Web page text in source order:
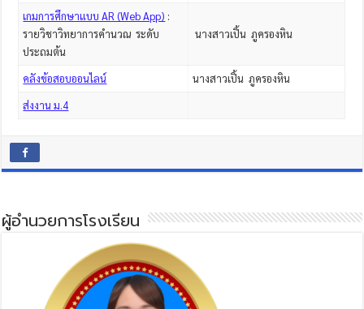
เกมการศึกษาแบบ AR (Web App) :
รายวิชาวิทยาการคำนวณ ระดับ
ประถมต้น
นางสาวเปิ้น ภูครองหิน
คลังข้อสอบออนไลน์
นางสาวเปิ้น ภูครองหิน
ส่งงาน ม.4
ผู้อำนวยการโรงเรียน